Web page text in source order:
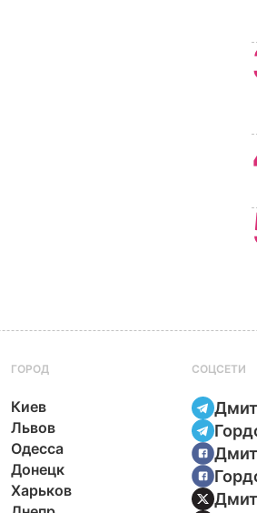
ГОРОД
Киев
Львов
Одесса
Донецк
Харьков
СОЦСЕТИ